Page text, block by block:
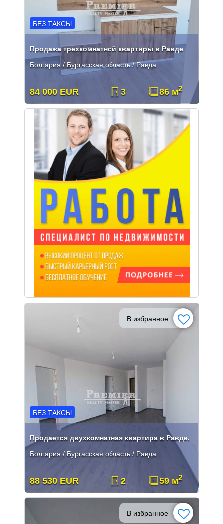
БЕЗ ТАКСЫ
Продажа трехкомнатной квартиры в Равде
Болгария / Бургасская область / Равда
84 000 EUR 3 86 м2
В избранное
БЕЗ ТАКСЫ
Продается двухкомнатная квартира в Равде.
Болгария / Бургасская область / Равда
88 530 EUR 2 59 м2
В избранное